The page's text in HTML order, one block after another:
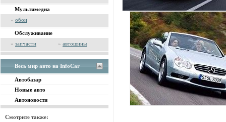
Мультимедиа
» обои
Обслуживание
» запчасти » автошины
Весь мир авто на InfoCar
Автобазар
Новые авто
Автоновости
Смотрите также: